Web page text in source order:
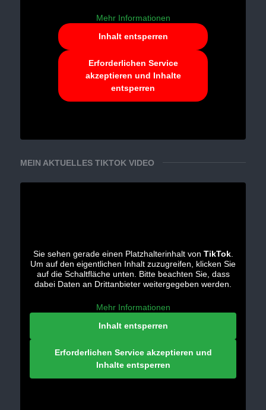
Mehr Informationen
Inhalt entsperren
Erforderlichen Service
akzeptieren und Inhalte
entsperren
MEIN AKTUELLES TIKTOK VIDEO
Sie sehen gerade einen Platzhalterinhalt von TikTok.
Um auf den eigentlichen Inhalt zuzugreifen, klicken Sie
auf die Schaltfläche unten. Bitte beachten Sie, dass
dabei Daten an Drittanbieter weitergegeben werden.
Mehr Informationen
Inhalt entsperren
Erforderlichen Service akzeptieren und
Inhalte entsperren